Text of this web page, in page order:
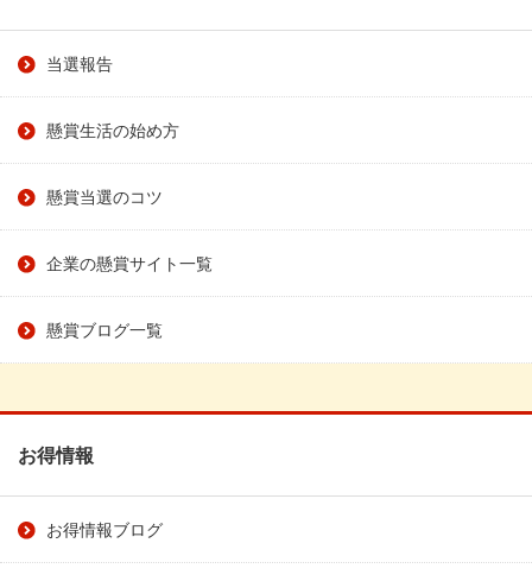
当選報告
懸賞生活の始め方
懸賞当選のコツ
企業の懸賞サイト一覧
懸賞ブログ一覧
お得情報
お得情報ブログ